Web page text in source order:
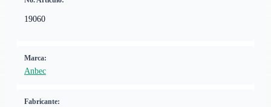
19060
Marca:
Anbec
Fabricante: